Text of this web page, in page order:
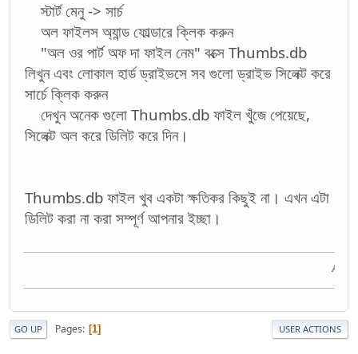
স্টার্ট মেনু -> সার্চ
অল ফাইলস অ্যান্ড ফোল্ডারে ক্লিক করুন
"অল ওর পার্ট অফ দা ফাইল নেম" বক্সে Thumbs.db
লিখুন এবং লোকাল হার্ড ড্রাইভসে সব গুলো ড্রাইভ সিলেক্ট করে
সার্চে ক্লিক করুন
দেখুন অনেক গুলো Thumbs.db ফাইল খুঁজে পেয়েছে,
সিলেক্ট অল করে ডিলিট করে দিন।
Thumbs.db ফাইল খুব একটা ক্ষতিকর কিছুই না। এখন এটা
ডিলিট করা না করা সম্পূর্ণ আপনার ইচ্ছা।
GO UP Pages 1 USER ACTIONS